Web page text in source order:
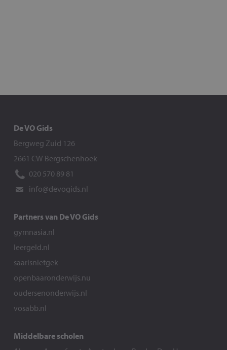
De VO Gids
Bergweg Zuid 126
2661 CW Bergschenhoek
020 570 89 81
info@devogids.nl
Partners van De VO Gids
gymnasia.nl
leergeld.nl
saarisnietgek
openbaaronderwijs.nu
oudersenonderwijs.nl
vosabb.nl
Middelbare scholen